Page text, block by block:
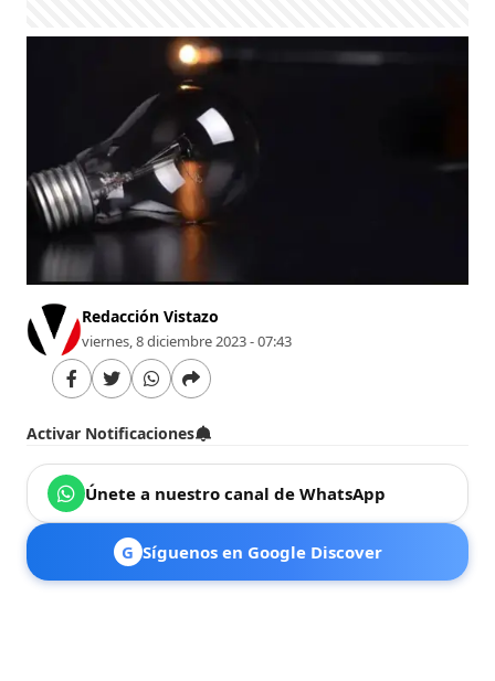
Redacción Vistazo
viernes, 8 diciembre 2023 - 07:43
Activar Notificaciones
Únete a nuestro canal de WhatsApp
G Síguenos en Google Discover